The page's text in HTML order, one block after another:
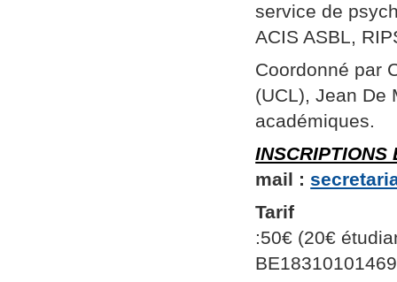
service de
ACIS ASBL,
Coordonné par
(UCL), Jean De
académiques.
INSCRIPTIONS
mail :
Tarif
:50€ (20€